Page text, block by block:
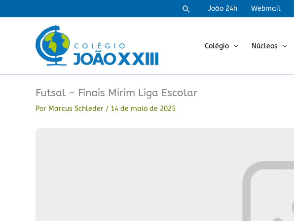
para
PesquisarJoão 24h Webmail
Colégio Núcleos
Futsal – Finais Mirim Liga Escolar
Por Marcus Schleder / 14 de maio de 2025